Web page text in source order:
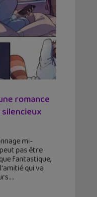
romance
mi-
pas être
fantastique,
qui va